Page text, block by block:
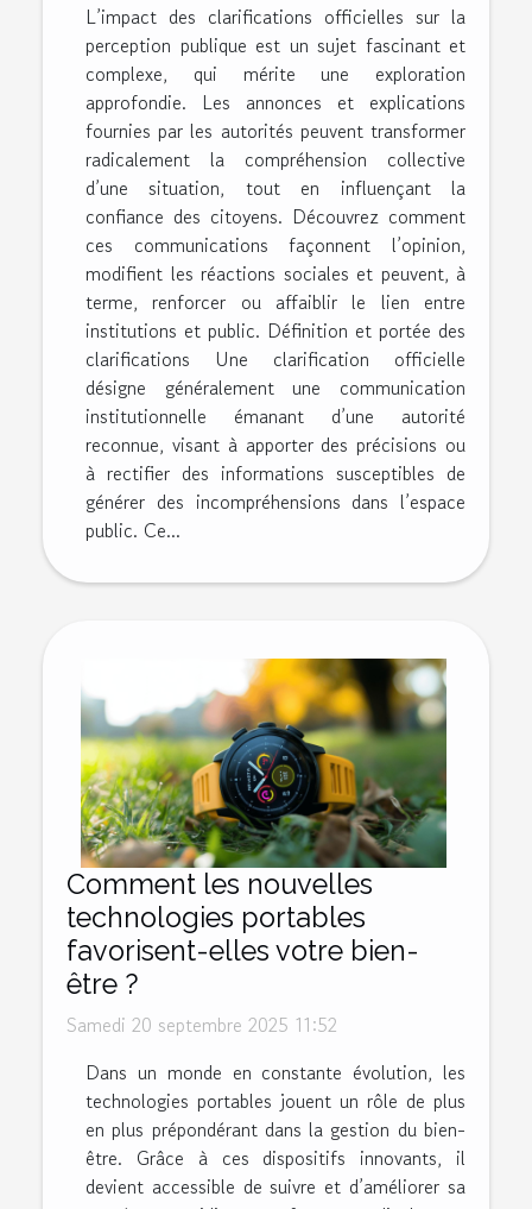
L’impact des clarifications officielles sur la
perception publique est un sujet fascinant et
complexe, qui mérite une exploration
approfondie. Les annonces et explications
fournies par les autorités peuvent transformer
radicalement la compréhension collective
d’une situation, tout en influençant la
confiance des citoyens. Découvrez comment
ces communications façonnent l’opinion,
modifient les réactions sociales et peuvent, à
terme, renforcer ou affaiblir le lien entre
institutions et public. Définition et portée des
clarifications Une clarification officielle
désigne généralement une communication
institutionnelle émanant d’une autorité
reconnue, visant à apporter des précisions ou
à rectifier des informations susceptibles de
générer des incompréhensions dans l’espace
public. Ce...
Comment les nouvelles
technologies portables
favorisent-elles votre bien-
être ?
Samedi 20 septembre 2025 11:52
Dans un monde en constante évolution, les
technologies portables jouent un rôle de plus
en plus prépondérant dans la gestion du bien-
être. Grâce à ces dispositifs innovants, il
devient accessible de suivre et d’améliorer sa